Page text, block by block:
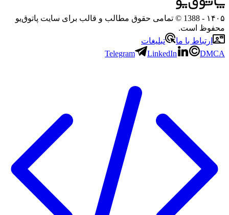
۱۴۰۵
- 1388 © تمامی حقوق مطالب و قالب برای سایت پاتوق‌یو
محفوظ است.
ارتباط با ما
تبلیغات
Telegram
LinkedIn DMCA